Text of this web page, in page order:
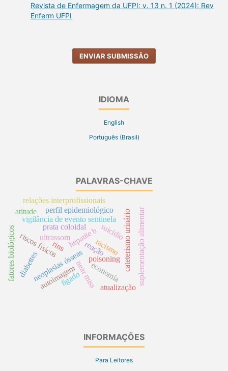
Revista de Enfermagem da UFPI: v. 13 n. 1 (2024): Rev
Enferm UFPI
ENVIAR SUBMISSÃO
IDIOMA
English
Português (Brasil)
PALAVRAS-CHAVE
hepatite b
neoplasias ósseas poisoning
ultrassom cateterismo urinário
near miss
vigilância de evento sentinela
riscos físicos
autoimagem
fatores biológicos
perfil epidemiológico
relações interprofissionais
economia
suicídio
reação
prata coloidal
diabettes fígado
rins racismo
atualização
suplementação alimentar
atitude
INFORMAÇÕES
Para Leitores